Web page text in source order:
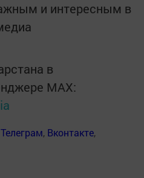
и интересным в
в
MАХ:
Телеграм, Вконтакте,